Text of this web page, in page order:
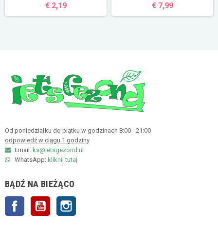
€ 2,19 € 7,99
Od poniedziałku do piątku w godzinach 8:00 - 21:00
odpowiedź w ciągu 1 godziny
Email: ks@ietsgezond.nl
WhatsApp: kliknij tutaj
BĄDŹ NA BIEŻĄCO
Facebook YouTube